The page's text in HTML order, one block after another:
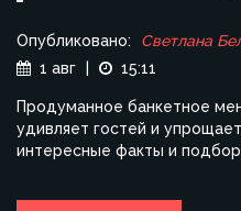
Опубликовано: Светлана
1 авг
15:11
Продуманное банкетное
удивляет гостей и
интересные факты и